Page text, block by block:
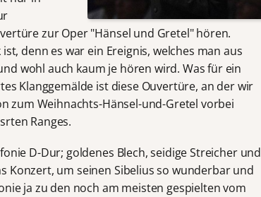
zur Oper "Hänsel und Gretel" hören.
denn es war ein Ereignis, welches man aus
wohl auch kaum je hören wird. Was für ein
Klanggemälde ist diese Ouvertüre, an der wir
zum Weihnachts-Hänsel-und-Gretel vorbei
Ranges.
D-Dur; goldenes Blech, seidige Streicher und
um seinen Sibelius so wunderbar und
ja zu den noch am meisten gespielten vom